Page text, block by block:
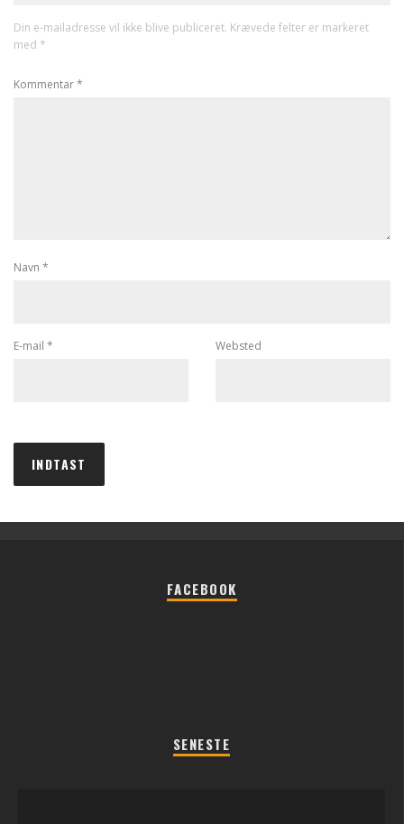
Din e-mailadresse vil ikke blive publiceret. Krævede felter er markeret
med *
Kommentar*
Navn *
E-mail * Websted
FACEBOOK
SENESTE